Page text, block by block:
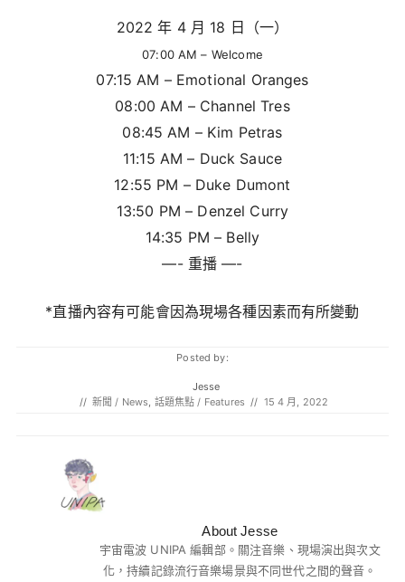
2022 年 4 月 18 日（一）
07:00 AM – Welcome
07:15 AM – Emotional Oranges
08:00 AM – Channel Tres
08:45 AM – Kim Petras
11:15 AM – Duck Sauce
12:55 PM – Duke Dumont
13:50 PM – Denzel Curry
14:35 PM – Belly
—- 重播 —-
*直播內容有可能會因為現場各種因素而有所變動
Posted by:
Jesse
// 新聞 / News, 話題焦點 / Features // 15 4 月, 2022
About Jesse
宇宙電波 UNIPA 編輯部。關注音樂、現場演出與次文
化，持續記錄流行音樂場景與不同世代之間的聲音。